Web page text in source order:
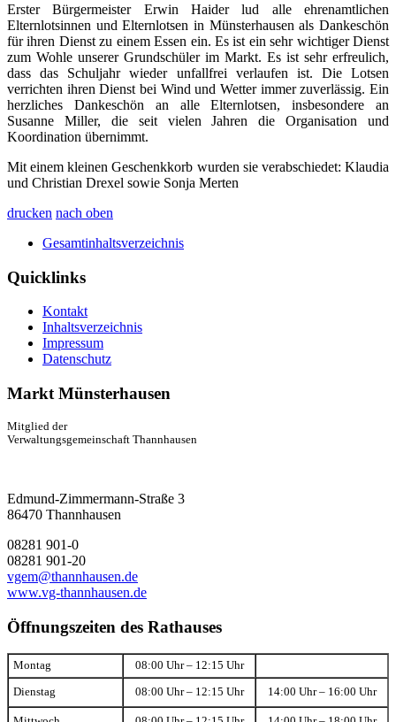
Erster Bürgermeister Erwin Haider lud alle ehrenamtlichen
Elternlotsinnen und Elternlotsen in Münsterhausen als Dankeschön
für ihren Dienst zu einem Essen ein. Es ist ein sehr wichtiger Dienst
zum Wohle unserer Grundschüler im Markt. Es ist sehr erfreulich,
dass das Schuljahr wieder unfallfrei verlaufen ist. Die Lotsen
verrichten ihren Dienst bei Wind und Wetter immer zuverlässig. Ein
herzliches Dankeschön an alle Elternlotsen, insbesondere an
Susanne Miller, die seit vielen Jahren die Organisation und
Koordination übernimmt.
Mit einem kleinen Geschenkkorb wurden sie verabschiedet: Klaudia
und Christian Drexel sowie Sonja Merten
drucken nach oben
Gesamtinhaltsverzeichnis
Quicklinks
Kontakt
Inhaltsverzeichnis
Impressum
Datenschutz
Markt Münsterhausen
Mitglied der
Verwaltungsgemeinschaft Thannhausen
Edmund-Zimmermann-Straße 3
86470 Thannhausen
08281 901-0
08281 901-20
vgem@thannhausen.de
www.vg-thannhausen.de
Öffnungszeiten des Rathauses
Montag 08:00 Uhr – 12:15 Uhr
Dienstag 08:00 Uhr – 12:15 Uhr 14:00 Uhr – 16:00 Uhr